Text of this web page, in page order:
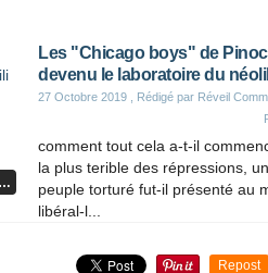
…
Les "Chicago boys" de
devenu le laboratoire du
27 Octobre 2019 , Rédigé par Réveil
comment tout cela a-t-il
la plus terible des répressions,
peuple torturé fut-il présenté au
libéral-l...
Repost